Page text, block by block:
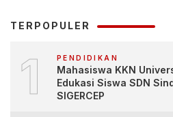
TERPOPULER
1 PENDIDIKAN
Mahasiswa KKN
Edukasi Siswa SDN
SIGERCEP